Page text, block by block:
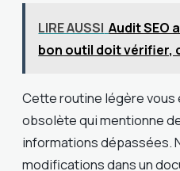
LIRE AUSSI Audit SEO
bon outil doit vérifier,
Cette routine légère vous
obsolète qui mentionne
informations dépassées.
modifications dans un